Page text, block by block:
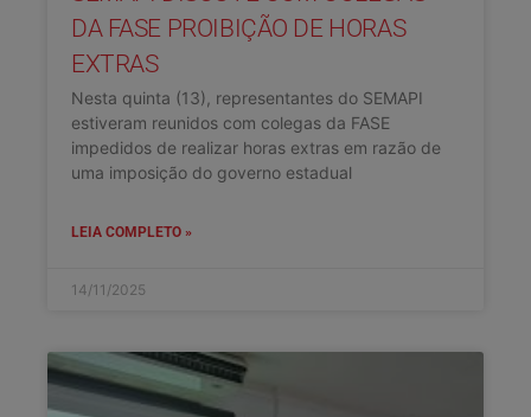
DA FASE PROIBIÇÃO DE HORAS
EXTRAS
Nesta quinta (13), representantes do SEMAPI
estiveram reunidos com colegas da FASE
impedidos de realizar horas extras em razão de
uma imposição do governo estadual
LEIA COMPLETO »
14/11/2025